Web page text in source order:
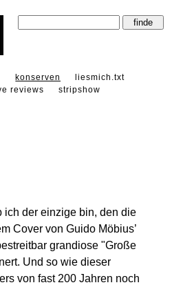
konserven
liesmich.txt
reviews
stripshow
ich der einzige bin, den die
Cover von Guido Möbius’
grandiose "Große
Und so wie dieser
von fast 200 Jahren noch